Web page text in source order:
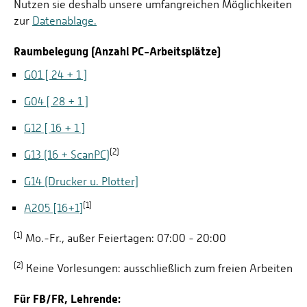
Nutzen sie deshalb unsere umfangreichen Möglichkeiten
zur Datenablage.
Raumbelegung (Anzahl PC-Arbeitsplätze)
G01 [ 24 + 1 ]
G04 [ 28 + 1 ]
G12 [ 16 + 1 ]
G13 (16 + ScanPC) (2)
G14 (Drucker u. Plotter]
A205 [16+1] (1)
(1) Mo.-Fr., außer Feiertagen: 07:00 - 20:00
(2) Keine Vorlesungen: ausschließlich zum freien Arbeiten
Für FB/FR, Lehrende: